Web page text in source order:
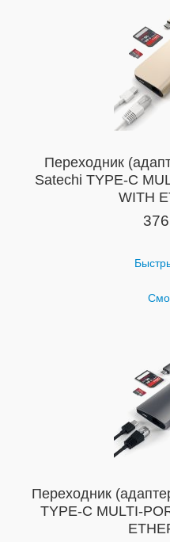
Переходник
Satechi TYPE-C
WITH
Переходник
TYPE-C MULTI-